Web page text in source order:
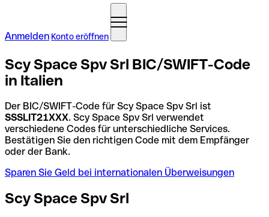
Anmelden Konto eröffnen
Scy Space Spv Srl BIC/SWIFT-Code
in Italien
Der BIC/SWIFT-Code für Scy Space Spv Srl ist
SSSLIT21XXX. Scy Space Spv Srl verwendet
verschiedene Codes für unterschiedliche Services.
Bestätigen Sie den richtigen Code mit dem Empfänger
oder der Bank.
Sparen Sie Geld bei internationalen Überweisungen
Scy Space Spv Srl